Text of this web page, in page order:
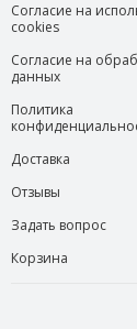
Согласие на
cookies
Согласие на
данных
Политика
Доставка
Отзывы
Задать вопрос
Корзина